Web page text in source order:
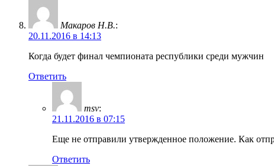
Макаров Н.В.:
20.11.2016 в 14:13
Когда будет финал чемпионата республики среди мужчин
Ответить
msv:
21.11.2016 в 07:15
Еще не отправили утвержденное положение. Как
Ответить